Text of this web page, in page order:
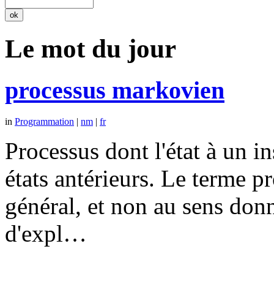
Le mot du jour
processus markovien
in Programmation | nm | fr
Processus dont l'état à un
états antérieurs. Le terme
général, et non au sens
d'expl…